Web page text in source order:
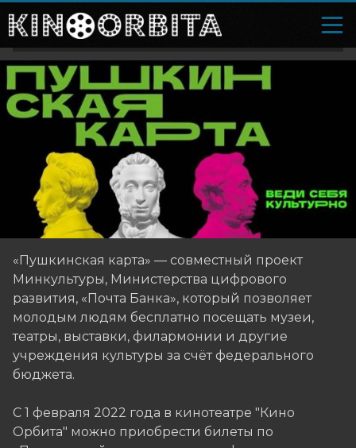
«Пушкинская карта» — совместный проект
Минкультуры, Министерства цифрового
развития, «Почта Банка», который позволяет
молодым людям бесплатно посещать музеи,
театры, выставки, филармонии и другие
учреждения культуры за счёт федерального
бюджета. ​
С 1 февраля 2022 года в кинотеатре "Кино
Орбита" можно приобрести билеты по